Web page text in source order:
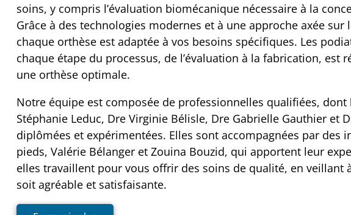
soins, y compris l’évaluation biomécanique nécessaire à la
Grâce à des technologies modernes et à une approche axée
chaque orthèse est adaptée à vos besoins spécifiques. Les
chaque étape du processus, de l’évaluation à la fabrication, est
une orthèse optimale.
Notre équipe est composée de professionnelles qualifiées, dont
Stéphanie Leduc, Dre Virginie Bélisle, Dre Gabrielle Gauthier et
diplômées et expérimentées. Elles sont accompagnées par des
pieds, Valérie Bélanger et Zouina Bouzid, qui apportent leur
elles travaillent pour vous offrir des soins de qualité, en veillant
soit agréable et satisfaisante.